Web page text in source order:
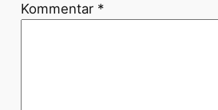
Kommentar *